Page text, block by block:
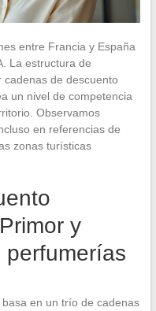
entre Francia y España
La estructura de
de descuento
un nivel de competencia
Observamos
en referencias de
zonas turísticas
y
en un trío de cadenas